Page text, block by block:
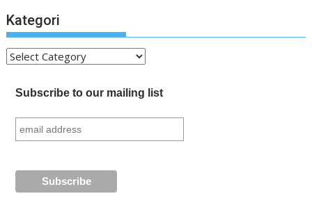
Kategori
Kategori
Subscribe to our mailing list